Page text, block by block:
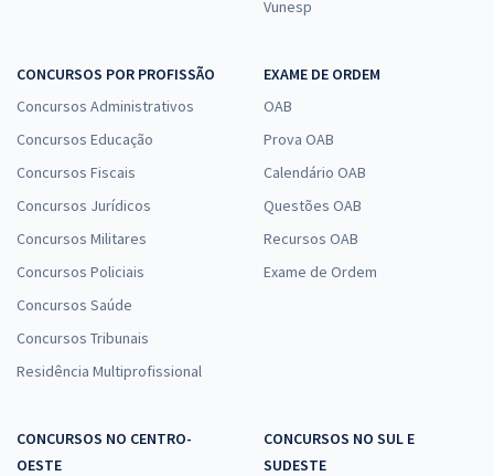
Vunesp
CONCURSOS POR PROFISSÃO
Concursos Administrativos
Concursos Educação
Concursos Fiscais
Concursos Jurídicos
Concursos Militares
Concursos Policiais
Concursos Saúde
Concursos Tribunais
Residência Multiprofissional
EXAME DE ORDEM
OAB
Prova OAB
Calendário OAB
Questões OAB
Recursos OAB
Exame de Ordem
CONCURSOS NO CENTRO-
OESTE
CONCURSOS NO SUL E
SUDESTE